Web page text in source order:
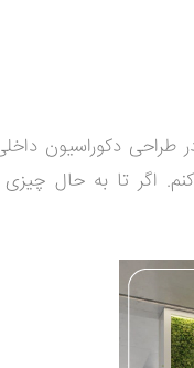
دکوراسیون
اگر تا به حال چیزی